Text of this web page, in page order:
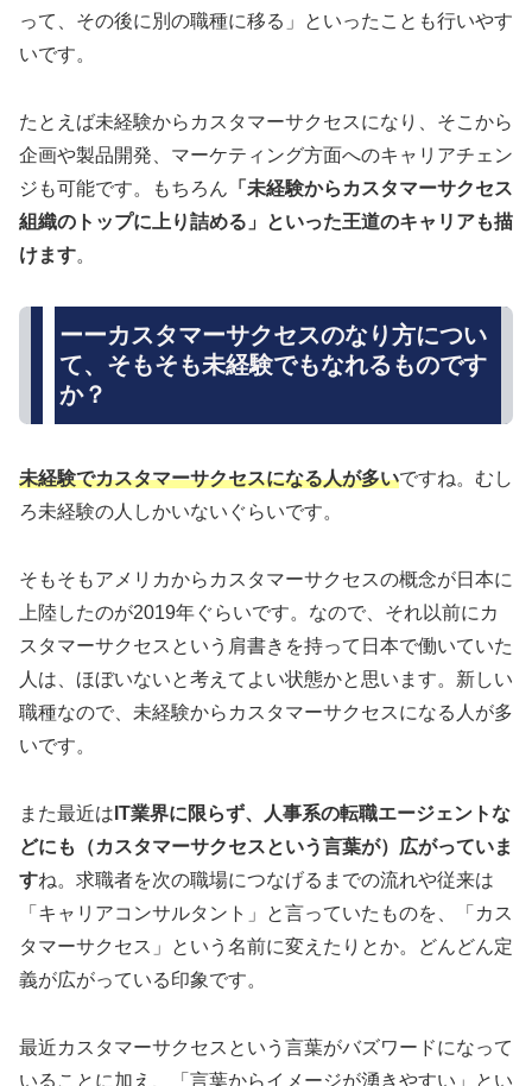
って、その後に別の職種に移る」といったことも行いやす
いです。
たとえば未経験からカスタマーサクセスになり、そこから
企画や製品開発、マーケティング方面へのキャリアチェン
ジも可能です。もちろん 「未経験からカスタマーサクセス
組織のトップに上り詰める」といった王道のキャリアも描
けます。
ーーカスタマーサクセスのなり方につい
て、そもそも未経験でもなれるものです
か？
未経験でカスタマーサクセスになる人が多いですね。むし
ろ未経験の人しかいないぐらいです。
そもそもアメリカからカスタマーサクセスの概念が日本に
上陸したのが2019年ぐらいです。なので、それ以前にカ
スタマーサクセスという肩書きを持って日本で働いていた
人は、ほぼいないと考えてよい状態かと思います。新しい
職種なので、未経験からカスタマーサクセスになる人が多
いです。
また最近は IT業界に限らず、人事系の転職エージェントな
どにも（カスタマーサクセスという言葉が）広がっていま
すね。求職者を次の職場につなげるまでの流れや従来は
「キャリアコンサルタント」と言っていたものを、「カス
タマーサクセス」という名前に変えたりとか。どんどん定
義が広がっている印象です。
最近カスタマーサクセスという言葉がバズワードになって
いることに加え、「言葉からイメージが湧きやすい」とい